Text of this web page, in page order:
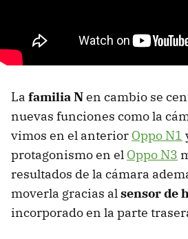
La familia Nen cambio se
nuevas funciones como la
vimos en el anterior Oppo N1
protagonismo en el Oppo N3
resultados de la cámara
moverla gracias alsensor de
incorporado en la parte